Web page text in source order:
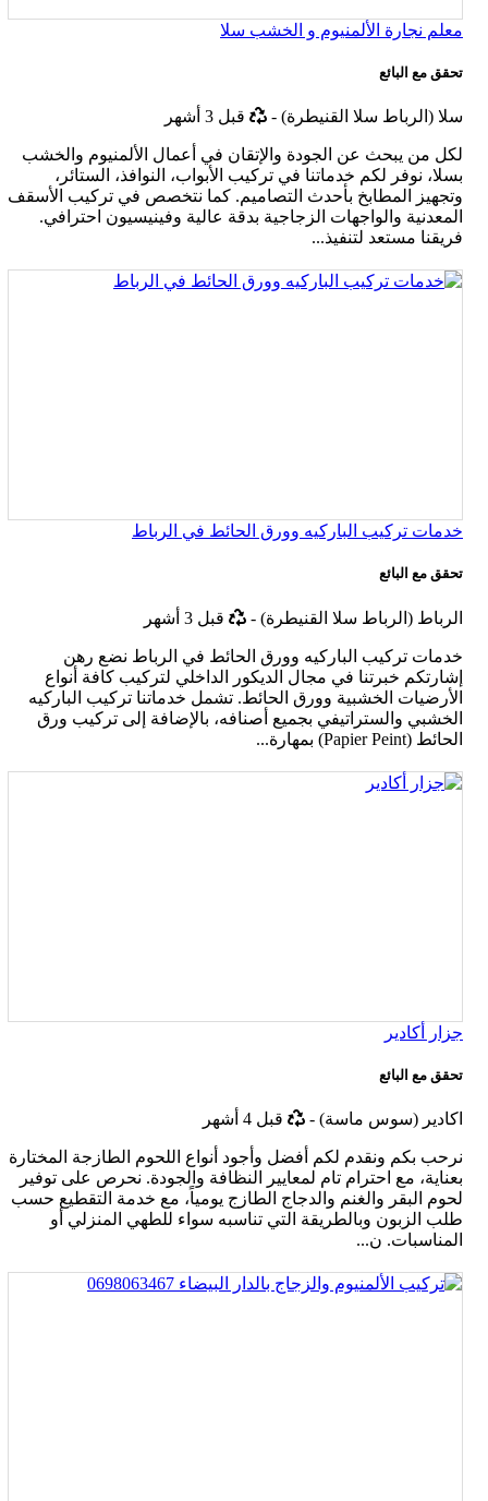
معلم نجارة الألمنيوم و الخشب سلا
تحقق مع البائع
سلا (الرباط سلا القنيطرة) -
أخر
قبل 3 أشهر
لكل من يبحث عن الجودة والإتقان في أعمال الألمنيوم والخشب
بسلا، نوفر لكم خدماتنا في تركيب الأبواب، النوافذ، الستائر،
وتجهيز المطابخ بأحدث التصاميم. كما نتخصص في تركيب الأسقف
المعدنية والواجهات الزجاجية بدقة عالية وفينيسيون احترافي.
فريقنا مستعد لتنفيذ...
خدمات تركيب الباركيه وورق الحائط في الرباط
تحقق مع البائع
الرباط (الرباط سلا القنيطرة) -
أخر
قبل 3 أشهر
خدمات تركيب الباركيه وورق الحائط في الرباط نضع رهن
إشارتكم خبرتنا في مجال الديكور الداخلي لتركيب كافة أنواع
الأرضيات الخشبية وورق الحائط. تشمل خدماتنا تركيب الباركيه
الخشبي والستراتيفي بجميع أصنافه، بالإضافة إلى تركيب ورق
الحائط (Papier Peint) بمهارة...
جزار أكادير
تحقق مع البائع
اكادير (سوس ماسة) -
أخر
قبل 4 أشهر
نرحب بكم ونقدم لكم أفضل وأجود أنواع اللحوم الطازجة المختارة
بعناية، مع احترام تام لمعايير النظافة والجودة. نحرص على توفير
لحوم البقر والغنم والدجاج الطازج يومياً، مع خدمة التقطيع حسب
طلب الزبون وبالطريقة التي تناسبه سواء للطهي المنزلي أو
المناسبات. ن...